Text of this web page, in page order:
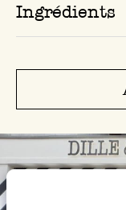
Ingrédients